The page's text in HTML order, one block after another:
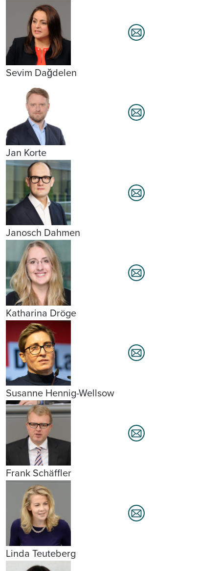
Sevim Dağdelen
Jan Korte
Janosch Dahmen
Katharina Dröge
Susanne Hennig-Wellsow
Frank Schäffler
Linda Teuteberg